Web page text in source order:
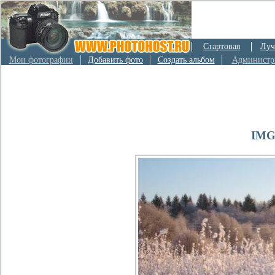
Стартовая
Мои фотографии
Добавить фото Создать альбом